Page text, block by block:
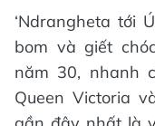
‘Ndrangheta tới
bom và giết
năm 30, nhanh
Queen Victoria